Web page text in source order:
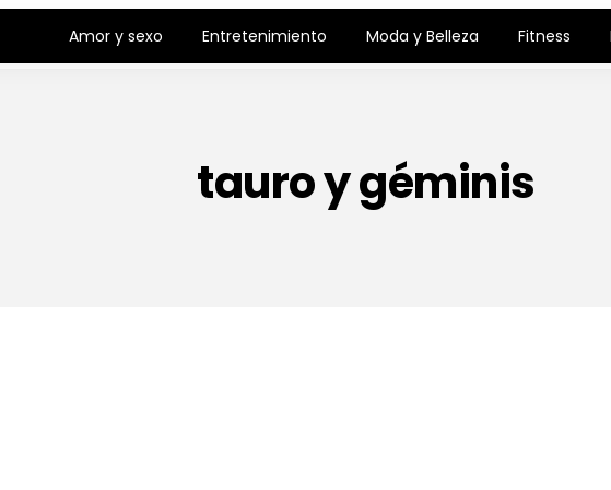
Amor y sexo Entretenimiento Moda y Belleza Fitness
tauro y géminis